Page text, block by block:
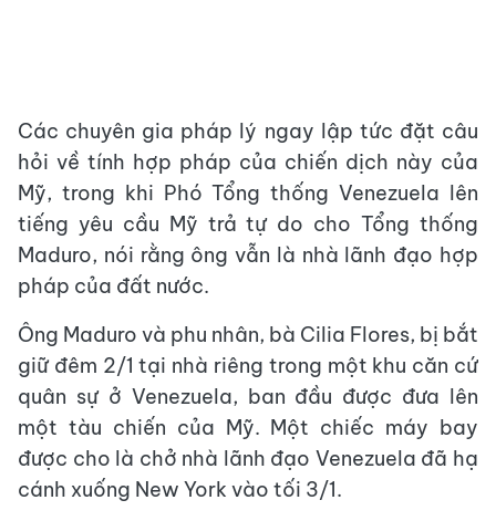
Các chuyên gia pháp lý ngay lập tức đặt câu
hỏi về tính hợp pháp của chiến dịch này của
Mỹ, trong khi Phó Tổng thống Venezuela lên
tiếng yêu cầu Mỹ trả tự do cho Tổng thống
Maduro, nói rằng ông vẫn là nhà lãnh đạo hợp
pháp của đất nước.
Ông Maduro và phu nhân, bà Cilia Flores, bị bắt
giữ đêm 2/1 tại nhà riêng trong một khu căn cứ
quân sự ở Venezuela, ban đầu được đưa lên
một tàu chiến của Mỹ. Một chiếc máy bay
được cho là chở nhà lãnh đạo Venezuela đã hạ
cánh xuống New York vào tối 3/1.